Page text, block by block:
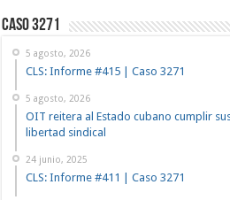
Caso 3271
5 agosto, 2026
CLS: Informe #415 | Caso 3271
5 agosto, 2026
OIT reitera al Estado cubano cumplir
libertad sindical
24 junio, 2025
CLS: Informe #411 | Caso 3271